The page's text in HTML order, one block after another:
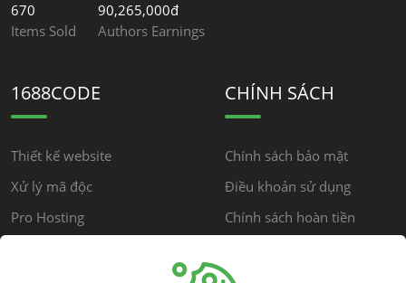
670
Items Sold
90,265,000đ
Authors Earnings
1688CODE
Thiết kế website
Xử lý mã độc
Pro Hosting
CHÍNH SÁCH
Chính sách bảo mật
Điều khoản sử dụng
Chính sách hoàn tiền